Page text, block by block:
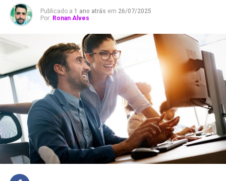
Publicado a 1 ano atrás em 26/07/2025
Por: Ronan Alves